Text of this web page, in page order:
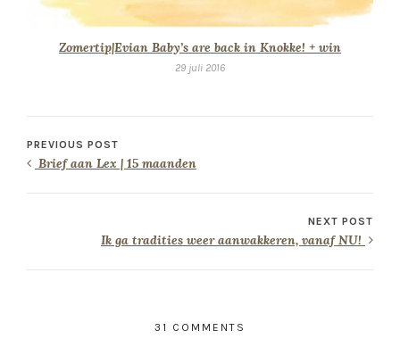
Zomertip|Evian Baby’s are back in Knokke! + win
29 juli 2016
PREVIOUS POST
Brief aan Lex | 15 maanden
NEXT POST
Ik ga tradities weer aanwakkeren, vanaf NU!
31 COMMENTS